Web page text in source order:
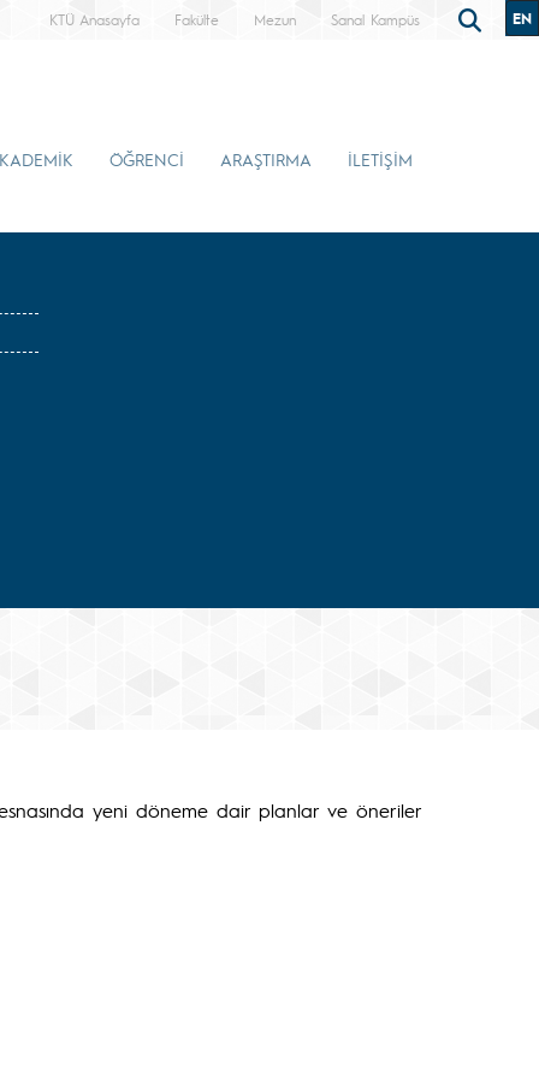
KTÜ Anasayfa Fakülte Mezun Sanal Kampüs EN
ÖĞRENCİ ARAŞTIRMA İLETİŞİM
yeni döneme dair planlar ve öneriler